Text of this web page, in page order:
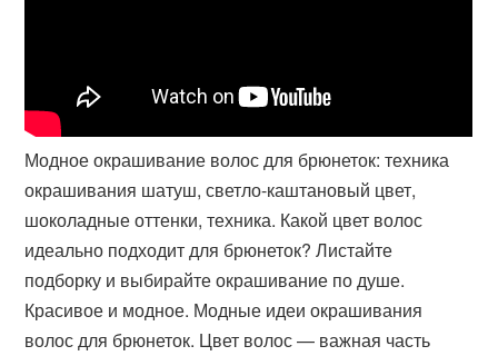
Модное окрашивание волос для брюнеток: техника
окрашивания шатуш, светло-каштановый цвет,
шоколадные оттенки, техника. Какой цвет волос
идеально подходит для брюнеток? Листайте
подборку и выбирайте окрашивание по душе.
Красивое и модное. Модные идеи окрашивания
волос для брюнеток. Цвет волос — важная часть